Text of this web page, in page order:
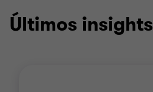
Últimos insights